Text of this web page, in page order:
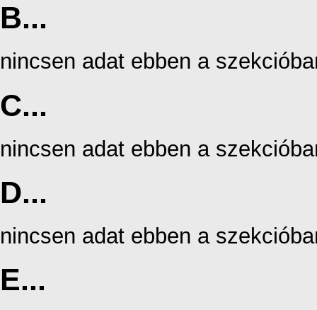
B...
nincsen adat ebben a
C...
nincsen adat ebben a
D...
nincsen adat ebben a
E...